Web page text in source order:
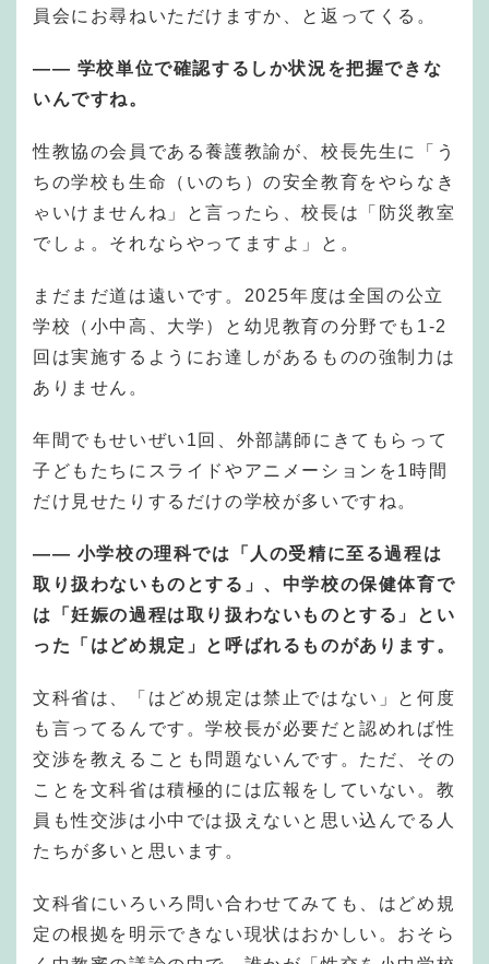
員会にお尋ねいただけますか、と返ってくる。
—— 学校単位で確認するしか状況を把握できな
いんですね。
性教協の会員である養護教諭が、校長先生に「う
ちの学校も生命（いのち）の安全教育をやらなき
ゃいけませんね」と言ったら、校長は「防災教室
でしょ。それならやってますよ」と。
まだまだ道は遠いです。2025年度は全国の公立
学校（小中高、大学）と幼児教育の分野でも1-2
回は実施するようにお達しがあるものの強制力は
ありません。
年間でもせいぜい1回、外部講師にきてもらって
子どもたちにスライドやアニメーションを1時間
だけ見せたりするだけの学校が多いですね。
—— 小学校の理科では「人の受精に至る過程は
取り扱わないものとする」、中学校の保健体育で
は「妊娠の過程は取り扱わないものとする」とい
った「はどめ規定」と呼ばれるものがあります。
文科省は、「はどめ規定は禁止ではない」と何度
も言ってるんです。学校長が必要だと認めれば性
交渉を教えることも問題ないんです。ただ、その
ことを文科省は積極的には広報をしていない。教
員も性交渉は小中では扱えないと思い込んでる人
たちが多いと思います。
文科省にいろいろ問い合わせてみても、はどめ規
定の根拠を明示できない現状はおかしい。おそら